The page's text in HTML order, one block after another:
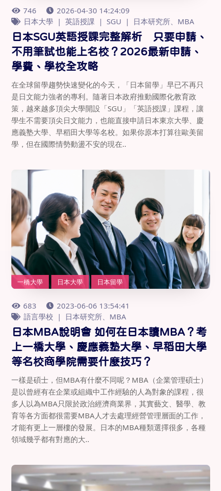
746
2026-04-30 14:24:09
日本大學
英語授課 SGU 日本研究所、MBA
日本SGU英語授課完整解析 只要申請、
不用筆試也能上名校？2026最新申請、
學費、學校全攻略
在全球留學趨勢快速變化的今天，「日本留學」早已不再只
是日文能力強者的專利。隨著日本政府推動國際化教育政
策，越來越多頂尖大學開設「SGU」「英語授課」課程，讓
學生不需要頂尖日文能力，也能直接申請日本東京大學、慶
應義塾大學、早稻田大學等名校。如果你原本打算往歐美留
學，但在國際情勢動盪不安的現在..
一橋大學 日本大學 日本留學
683
2023-06-06 13:54:41
語言學校
日本研究所、MBA
日本MBA說明會 如何在日本讀MBA？考
上一橋大學、慶應義塾大學、早稻田大學
等名校商學院需要什麼技巧？
一樣是碩士，但MBA有什麼不同呢？MBA（企業管理碩士）
是以曾經有在企業或組織中工作經驗的人為對象的課程，很
多人以為MBA只限於政治經濟商業界，其實藝文、醫學、教
育等各方面都很需要MBA人才去處理經營管理層面的工作，
才能有更上一層樓的發展。日本的MBA種類選擇很多，各種
領域幾乎都有對應的大..